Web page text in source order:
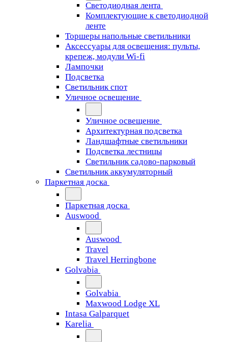
Светодиодная лента
Комплектующие к светодиодной
ленте
Торшеры напольные светильники
Аксессуары для освещения: пульты,
крепеж, модули Wi-fi
Лампочки
Подсветка
Светильник спот
Уличное освещение
Уличное освещение
Архитектурная подсветка
Ландшафтные светильники
Подсветка лестницы
Светильник садово-парковый
Светильник аккумуляторный
Паркетная доска
Паркетная доска
Auswood
Auswood
Travel
Travel Herringbone
Golvabia
Golvabia
Maxwood Lodge XL
Intasa Galparquet
Karelia